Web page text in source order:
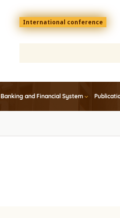
Menu
top
En
International conference
Banking and Financial System